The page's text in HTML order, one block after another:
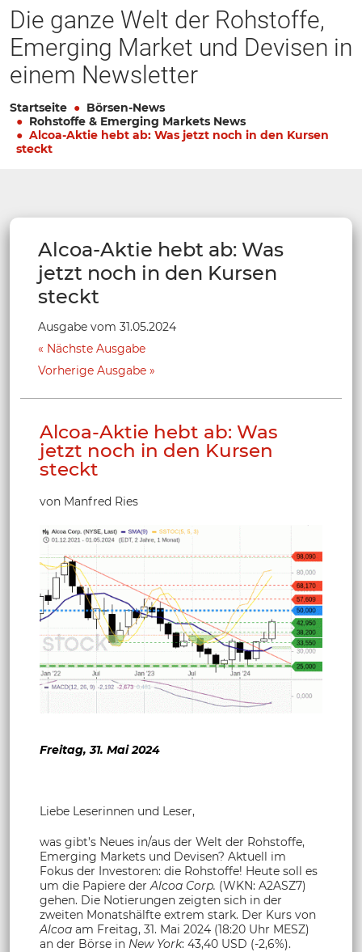
Die ganze Welt der Rohstoffe,
Emerging Market und Devisen in
einem Newsletter
Startseite
Börsen-News
Rohstoffe & Emerging Markets News
Alcoa-Aktie hebt ab: Was jetzt noch in den Kursen
steckt
Alcoa-Aktie hebt ab: Was
jetzt noch in den Kursen
steckt
Ausgabe vom 31.05.2024
Nächste Ausgabe
Vorherige Ausgabe
Alcoa-Aktie hebt ab: Was
jetzt noch in den Kursen
steckt
von Manfred Ries
Freitag, 31. Mai 2024
Liebe Leserinnen und Leser,
was gibt’s Neues in/aus der Welt der Rohstoffe,
Emerging Markets und Devisen? Aktuell im
Fokus der Investoren: die Rohstoffe! Heute soll es
um die Papiere derAlcoa Corp. (WKN: A2ASZ7)
gehen. Die Notierungen zeigten sich in der
zweiten Monatshälfte extrem stark. Der Kurs von
Alcoa am Freitag, 31. Mai 2024 (18:20 Uhr MESZ)
an der Börse in New York: 43,40 USD (-2,6%).